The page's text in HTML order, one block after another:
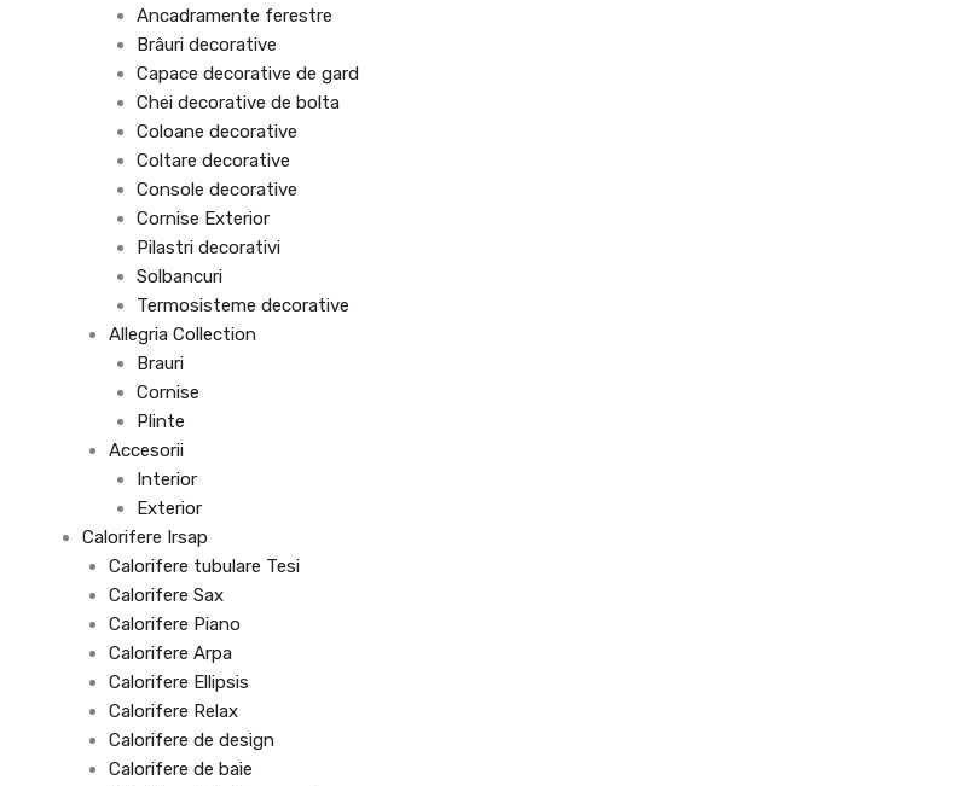
Ancadramente ferestre
Brâuri decorative
Capace decorative de gard
Chei decorative de bolta
Coloane decorative
Coltare decorative
Console decorative
Cornise Exterior
Pilastri decorativi
Solbancuri
Termosisteme decorative
Allegria Collection
Brauri
Cornise
Plinte
Accesorii
Interior
Exterior
Calorifere Irsap
Calorifere tubulare Tesi
Calorifere Sax
Calorifere Piano
Calorifere Arpa
Calorifere Ellipsis
Calorifere Relax
Calorifere de design
Calorifere de baie